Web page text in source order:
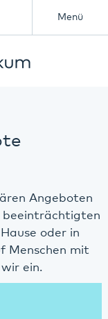
Menü
Angeboten
beeinträchtigten
oder in
Menschen mit
ein.